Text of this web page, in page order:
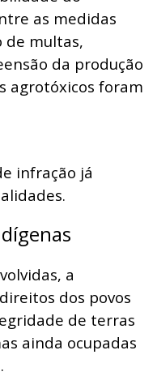
as medidas
de multas,
da produção
agrotóxicos foram
infração já
a
dos povos
de terras
ainda ocupadas